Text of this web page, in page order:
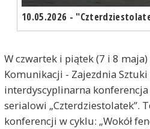
10.05.2026 -
W czwartek i piątek (7 i 8
Komunikacji - Zajezdnia Sztuki
interdyscyplinarna
serialowi „Czterdziestolatek”.
konferencji w cyklu: „Wokół